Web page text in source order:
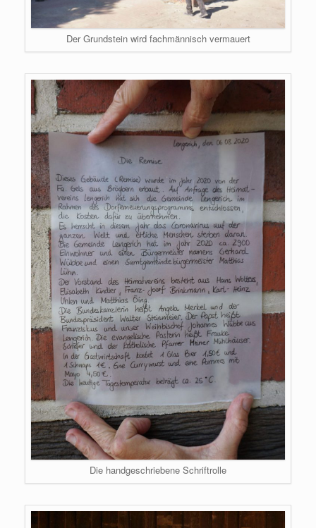
Der Grundstein wird fachmännisch vermauert
Die handgeschriebene Schriftrolle